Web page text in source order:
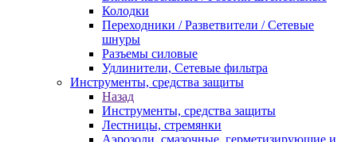
Колодки
Переходники / Разветвители / Сетевые
шнуры
Разъемы силовые
Удлинители, Сетевые фильтра
Инструменты, средства защиты
Назад
Инструменты, средства защиты
Лестницы, стремянки
Аэрозоли, смазочные, герметизирующие и